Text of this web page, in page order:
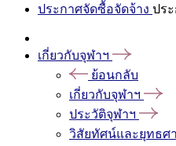
ประกาศจัดซื้อจัดจ้าง ปร
เกี่ยวกับจุฬาฯ
ย้อนกลับ
เกี่ยวกับจุฬาฯ
ประวัติจุฬาฯ
วิสัยทัศน์และยุทธศ